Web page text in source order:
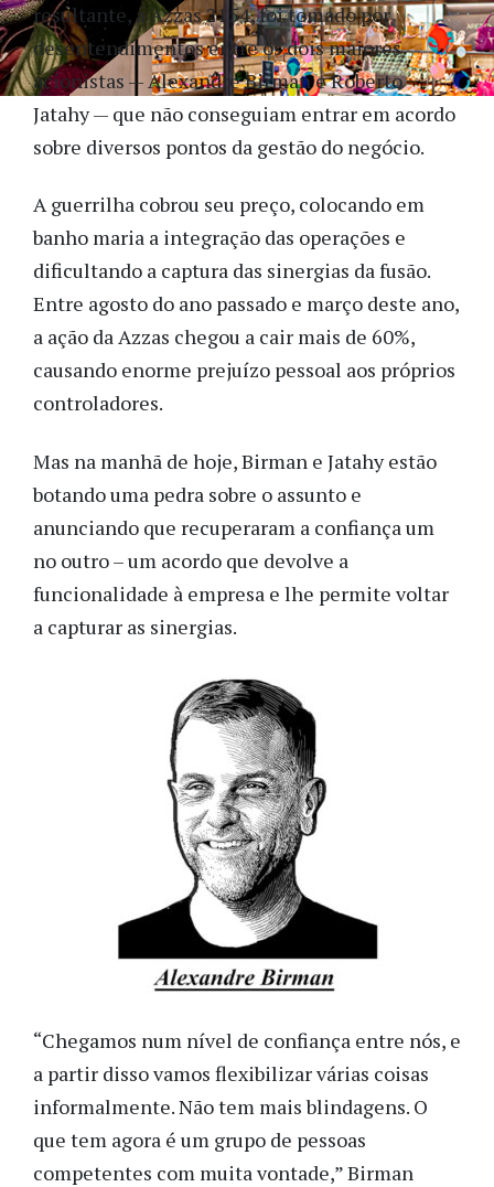
resultante, a Azzas 2154, foi tomado por
desentendimentos entre os dois maiores
acionistas — Alexandre Birman e Roberto
Jatahy — que não conseguiam entrar em acordo
sobre diversos pontos da gestão do negócio.
A guerrilha cobrou seu preço, colocando em
banho maria a integração das operações e
dificultando a captura das sinergias da fusão.
Entre agosto do ano passado e março deste ano,
a ação da Azzas chegou a cair mais de 60%,
causando enorme prejuízo pessoal aos próprios
controladores.
Mas na manhã de hoje, Birman e Jatahy estão
botando uma pedra sobre o assunto e
anunciando que recuperaram a confiança um
no outro – um acordo que devolve a
funcionalidade à empresa e lhe permite voltar
a capturar as sinergias.
“Chegamos num nível de confiança entre nós, e
a partir disso vamos flexibilizar várias coisas
informalmente. Não tem mais blindagens. O
que tem agora é um grupo de pessoas
competentes com muita vontade,” Birman